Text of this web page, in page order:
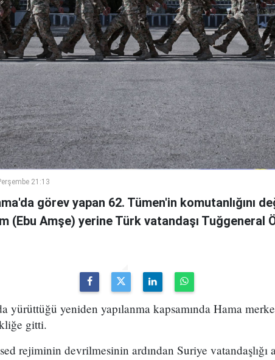
21:13
görev yapan 62. Tümen'in komutanlığını
(Ebu Amşe) yerine Türk vatandaşı Tuğgeneral
yürüttüğü yeniden yapılanma kapsamında Hama
gitti.
rejiminin devrilmesinin ardından Suriye vatandaşlığı